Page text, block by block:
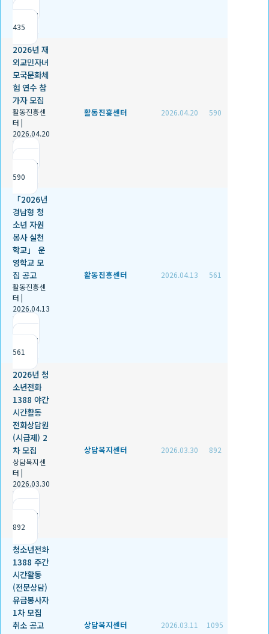
조회
435
2026년 재
외교민자녀
모국문화체
험 연수 참
가자 모집
활동진흥센
터 |
2026.04.20
|
조회
590
활동진흥센터 2026.04.20 590
「2026년
경남형 청
소년 자원
봉사 실천
학교」 운
영학교 모
집 공고
활동진흥센
터 |
2026.04.13
|
조회
561
활동진흥센터 2026.04.13 561
2026년 청
소년전화
1388 야간
시간활동
전화상담원
(시급제) 2
차 모집
상담복지센
터 |
2026.03.30
|
조회
892
상담복지센터 2026.03.30 892
청소년전화
1388 주간
시간활동
(전문상담)
유급봉사자
1차 모집
취소 공고
상담복지센터 2026.03.11 1095